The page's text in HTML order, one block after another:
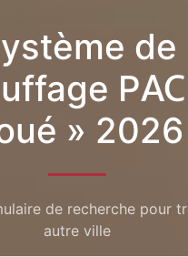
de
» 2026
de recherche pour
autre ville